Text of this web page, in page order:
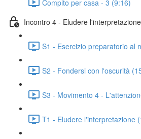
Compito per casa - 3 (9:16)
Incontro 4 - Eludere l'interpretazione
S1 - Esercizio preparatorio al
S2 - Fondersi con l'oscurità
S3 - Movimento 4 -
T1 - Eludere l'interpretazione